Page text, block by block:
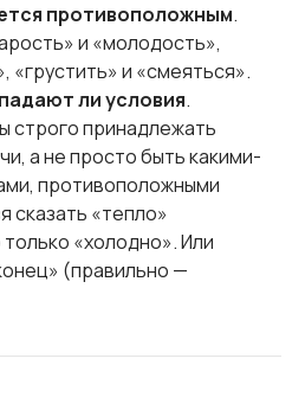
противоположным.
и «молодость»,
«грустить» и «смеяться».
ли условия.
строго принадлежать
а не просто быть какими-
противоположными
сказать «тепло»
«холодно». Или
(правильно —